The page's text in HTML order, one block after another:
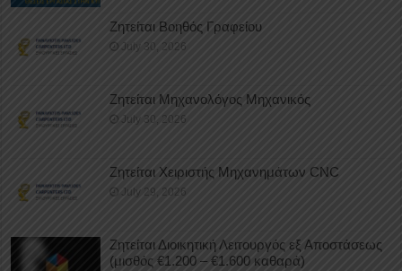
Ζητείται Βοηθός Γραφείου
July 30, 2026
Ζητείται Μηχανολόγος Μηχανικός
July 30, 2026
Ζητείται Χειριστής Μηχανημάτων CNC
July 29, 2026
Ζητείται Διοικητική Λειτουργός εξ Αποστάσεως
(μισθός €1.200 – €1.600 καθαρά)